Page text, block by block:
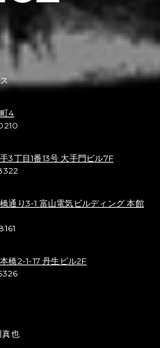
4
3丁目1番13号 大手門ビル7F
通り3-1 富山電気ビルディング 本館
橋2-1-17 丹生ビル2F
真也